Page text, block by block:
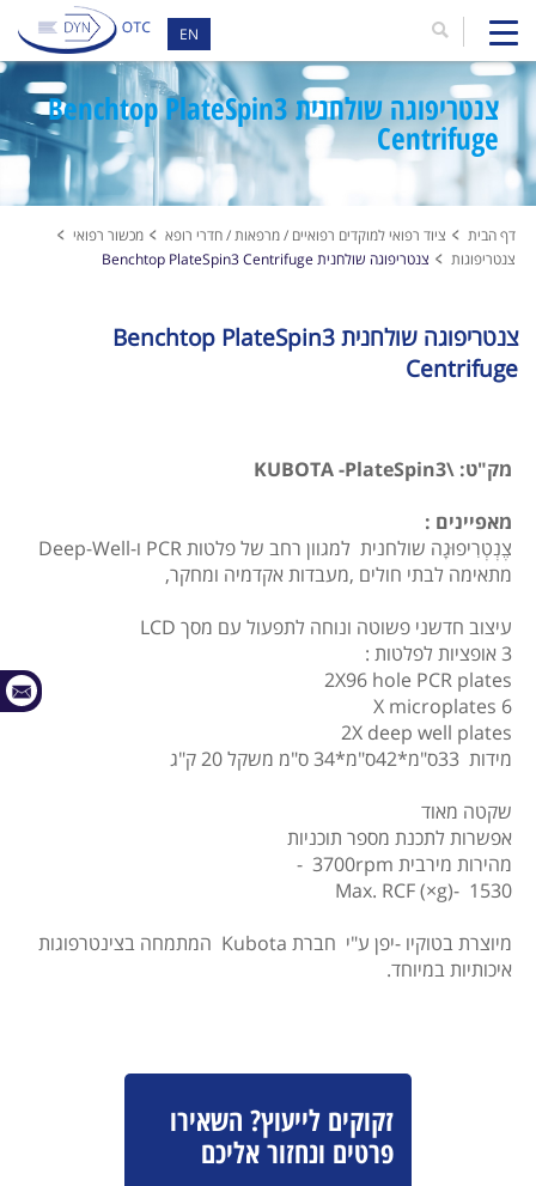
EN
צנטריפוגה שולחנית Benchtop PlateSpin3
Centrifuge
דף הבית ציוד רפואי למוקדים רפואיים / מרפאות / חדרי רופא
מכשור רפואי
צנטריפוגות
צנטריפוגה שולחנית Benchtop PlateSpin3 Centrifuge
צנטריפוגה שולחנית Benchtop PlateSpin3
Centrifuge
מק"ט: \KUBOTA -PlateSpin3
מאפיינים :
צֶנְטְרִיפוּגָה שולחנית למגוון רחב של פלטות PCR ו-Deep-Well
מתאימה לבתי חולים ,מעבדות אקדמיה ומחקר,
עיצוב חדשני פשוטה ונוחה לתפעול עם מסך LCD
3 אופציות לפלטות :
2X96 hole PCR plates
6 X microplates
2X deep well plates
מידות 33ס"מ*42ס"מ*34 ס"מ משקל 20 ק"ג
שקטה מאוד
אפשרות לתכנת מספר תוכניות
מהירות מירבית 3700rpm -
Max. RCF (×g)- 1530
מיוצרת בטוקיו -יפן ע"י חברת Kubota המתמחה בצינטרפוגות
איכותיות במיוחד.
זקוקים לייעוץ? השאירו
פרטים ונחזור אליכם